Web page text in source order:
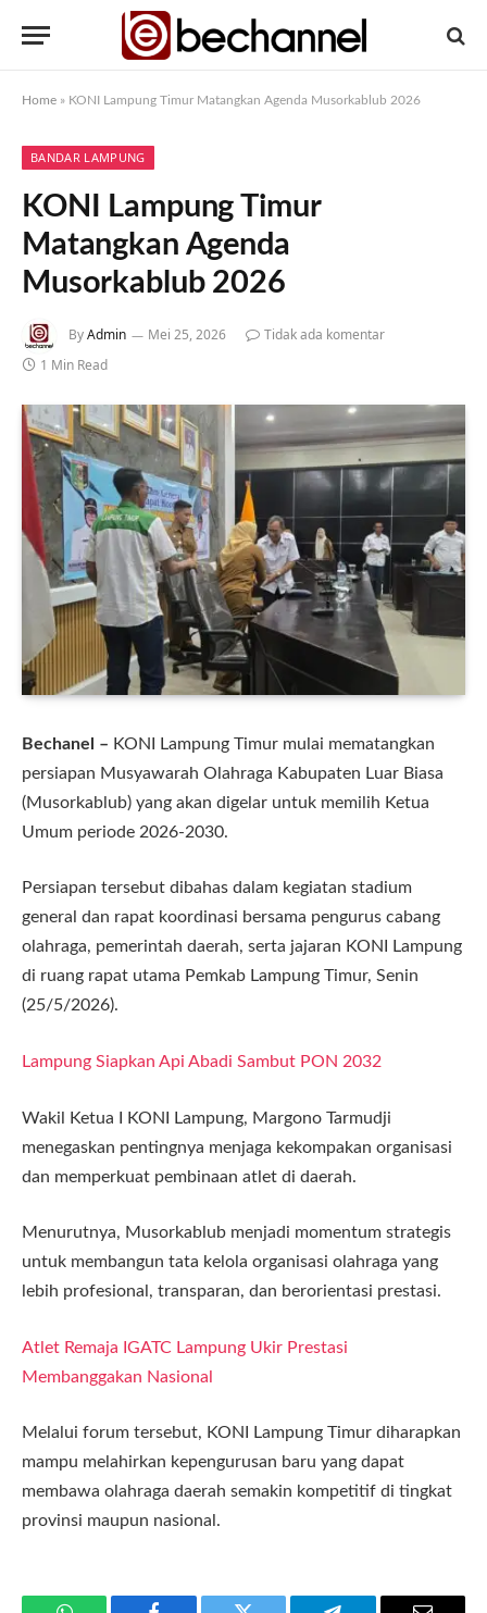
Home » KONI Lampung Timur Matangkan Agenda Musorkablub 2026
BANDAR LAMPUNG
KONI Lampung Timur
Matangkan Agenda
Musorkablub 2026
ByAdmin Mei 25, 2026
Tidak ada komentar
1 Min Read
Bechanel – KONI Lampung Timur mulai mematangkan
persiapan Musyawarah Olahraga Kabupaten Luar Biasa
(Musorkablub) yang akan digelar untuk memilih Ketua
Umum periode 2026-2030.
Persiapan tersebut dibahas dalam kegiatan stadium
general dan rapat koordinasi bersama pengurus cabang
olahraga, pemerintah daerah, serta jajaran KONI Lampung
di ruang rapat utama Pemkab Lampung Timur, Senin
(25/5/2026).
Lampung Siapkan Api Abadi Sambut PON 2032
Wakil Ketua I KONI Lampung, Margono Tarmudji
menegaskan pentingnya menjaga kekompakan organisasi
dan memperkuat pembinaan atlet di daerah.
Menurutnya, Musorkablub menjadi momentum strategis
untuk membangun tata kelola organisasi olahraga yang
lebih profesional, transparan, dan berorientasi prestasi.
Atlet Remaja IGATC Lampung Ukir Prestasi
Membanggakan Nasional
Melalui forum tersebut, KONI Lampung Timur diharapkan
mampu melahirkan kepengurusan baru yang dapat
membawa olahraga daerah semakin kompetitif di tingkat
provinsi maupun nasional.